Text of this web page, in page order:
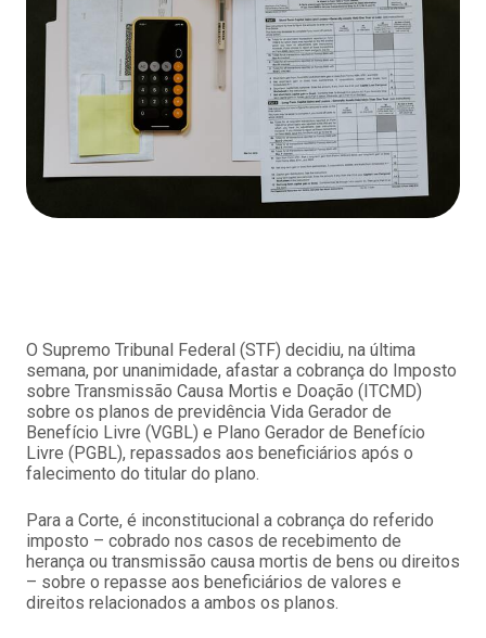
O Supremo Tribunal Federal (STF) decidiu, na última
semana, por unanimidade, afastar a cobrança do Imposto
sobre Transmissão Causa Mortis e Doação (ITCMD)
sobre os planos de previdência Vida Gerador de
Benefício Livre (VGBL) e Plano Gerador de Benefício
Livre (PGBL), repassados aos beneficiários após o
falecimento do titular do plano.
Para a Corte, é inconstitucional a cobrança do referido
imposto – cobrado nos casos de recebimento de
herança ou transmissão causa mortis de bens ou direitos
– sobre o repasse aos beneficiários de valores e
direitos relacionados a ambos os planos.